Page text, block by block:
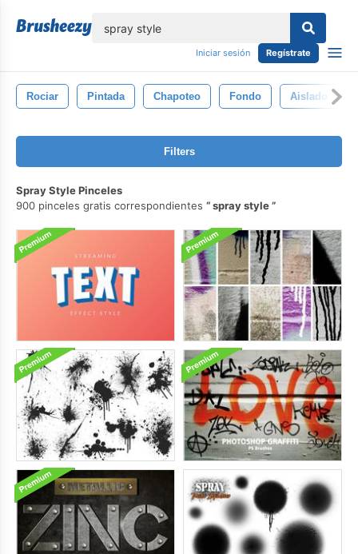
Iniciar sesión Regístrate
Rociar Pintada Chapoteo Fondo Aislado
Filters
Spray Style Pinceles
900 pinceles gratis correspondientes
spray style